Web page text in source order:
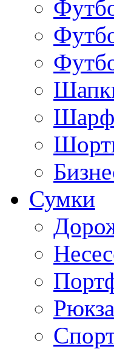
Сумки